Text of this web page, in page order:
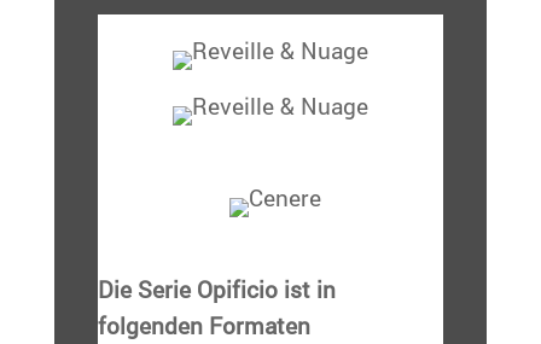
Die Serie Opificio ist in
folgenden Formaten